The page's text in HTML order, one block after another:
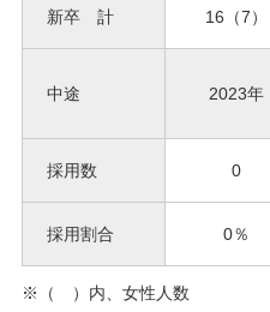
新卒 計 16（7）
中途 2023年
採用数 0
採用割合 0％
※（ ）内、女性人数